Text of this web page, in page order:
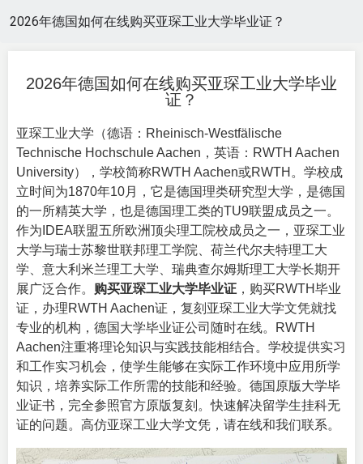
2026年德国如何在线购买亚琛工业大学毕业证？
2026年德国如何在线购买亚琛工业大学毕业
证？
亚琛工业大学 （德语：Rheinisch-Westfälische
Technische Hochschule Aachen，英语：RWTH Aachen
University），学校简称RWTH Aachen或RWTH。学校成
立时间为1870年10月，它是德国理类研究型大学，是德国
的一所精英大学，也是德国理工类的TU9联盟成员之一。
作为IDEA联盟五所欧洲顶尖理工院校成员之一，亚琛工业
大学与瑞士苏黎世联邦理工学院、荷兰代尔夫特理工大
学、意大利米兰理工大学、瑞典查尔姆斯理工大学长期开
展广泛合作。 购买亚琛工业大学毕业证 ，购买RWTH毕业
证，办理RWTH Aachen证，复刻亚琛工业大学文凭就找
专业的机构，德国大学毕业证公司随时在线。RWTH
Aachen注重将理论知识与实践技能相结合。学校提供实习
和工作实习机会，使学生能够在实际工作环境中应用所学
知识，培养实际工作所需的技能和经验。德国原版大学毕
业证书，完全参照官方原版复刻。快速解决留学生挂科无
证的问题。高仿亚琛工业大学文凭，请在线和我们联系。